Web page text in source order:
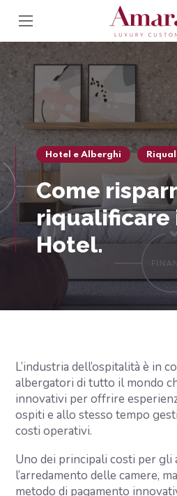
Hotel e Alberghi
Come
riqualificare
Hotel.
L’industria dell’ospitalità è in
albergatori di tutto il mondo
innovativi per offrire
ospiti e allo stesso tempo
costi operativi.
Uno dei principali costi per gli
l’arredamento delle camere,
metodo di pagamento